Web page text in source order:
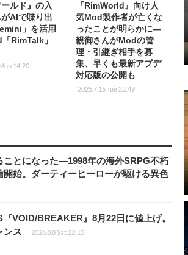
ールド』の入
AIで喋り出
」を活用
RimTalk」
14:20
『RimWorld』向け人
気Mod製作者が亡くな
ったことが明らかに―
親御さんがModの管
理・引継ぎ相手を募
集、早くも最新アプデ
対応版の公開も
2025.7.15 Tue 22:49
ことになった―1998年の海外SRPG不朽
始。ダーティーヒーローが駆ける異色
VOID/BREAKER』8月22日に値上げ。
ンス
2026.8.8 Sat 22:15